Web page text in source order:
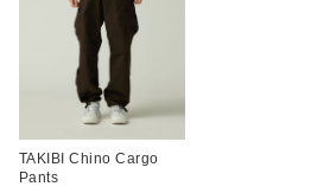
TAKIBI Chino Cargo
Pants